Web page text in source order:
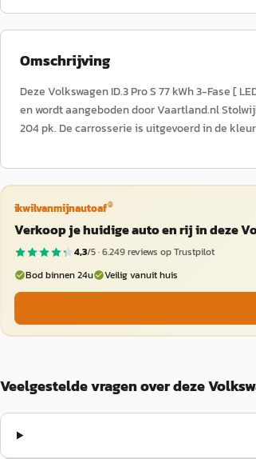
Omschrijving
Deze Volkswagen ID.3 Pro S 77 kWh 3-Fase [
en wordt aangeboden door Vaartland.nl
204 pk. De carrosserie is uitgevoerd in de
ikwilvanmijnautoaf®
Verkoop je huidige auto en rij in deze
4,3/5 ·6.249reviews op Trustpilot
Bod binnen 24u
Veilig vanuit huis
Veelgestelde vragen over deze